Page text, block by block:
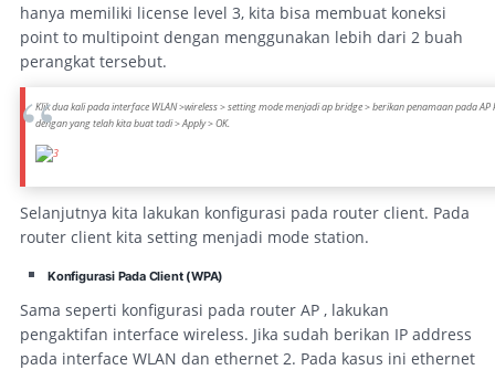
hanya memiliki license level 3, kita bisa membuat koneksi
point to multipoint dengan menggunakan lebih dari 2 buah
perangkat tersebut.
Klik dua kali pada interface WLAN >wireless > setting mode menjadi ap bridge > berikan penamaan pada
dengan yang telah kita buat tadi > Apply > OK.
Selanjutnya kita lakukan konfigurasi pada router client. Pada
router client kita setting menjadi mode station.
Konfigurasi Pada Client (WPA)
Sama seperti konfigurasi pada router AP , lakukan
pengaktifan interface wireless. Jika sudah berikan IP address
pada interface WLAN dan ethernet 2. Pada kasus ini ethernet